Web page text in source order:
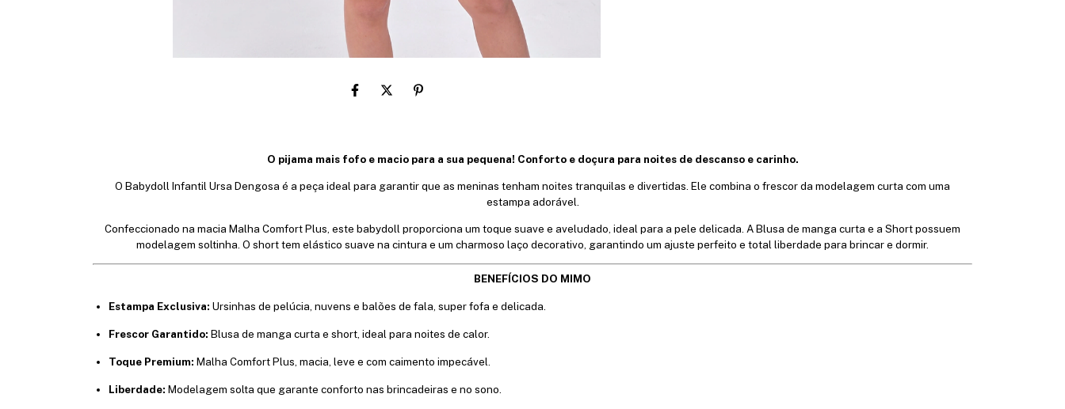
O pijama mais fofo e macio para a sua pequena! Conforto e doçura para noites de descanso e carinho.
O Babydoll Infantil Ursa Dengosa é a peça ideal para garantir que as meninas tenham noites tranquilas e divertidas. Ele combina o frescor da modelagem curta com uma
estampa adorável.
Confeccionado na macia Malha Comfort Plus, este babydoll proporciona um toque suave e aveludado, ideal para a pele delicada. A Blusa de manga curta e a Short possuem
modelagem soltinha. O short tem elástico suave na cintura e um charmoso laço decorativo, garantindo um ajuste perfeito e total liberdade para brincar e dormir.
BENEFÍCIOS DO MIMO
Estampa Exclusiva: Ursinhas de pelúcia, nuvens e balões de fala, super fofa e delicada.
Frescor Garantido: Blusa de manga curta e short, ideal para noites de calor.
Toque Premium: Malha Comfort Plus, macia, leve e com caimento impecável.
Liberdade: Modelagem solta que garante conforto nas brincadeiras e no sono.